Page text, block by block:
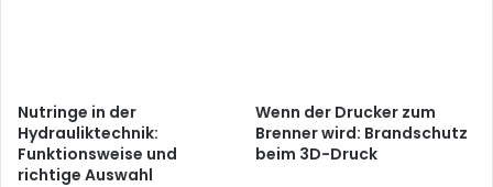
Nutringe in der
Hydrauliktechnik:
Funktionsweise und
richtige Auswahl
Wenn der Drucker zum
Brenner wird: Brandschutz
beim 3D-Druck